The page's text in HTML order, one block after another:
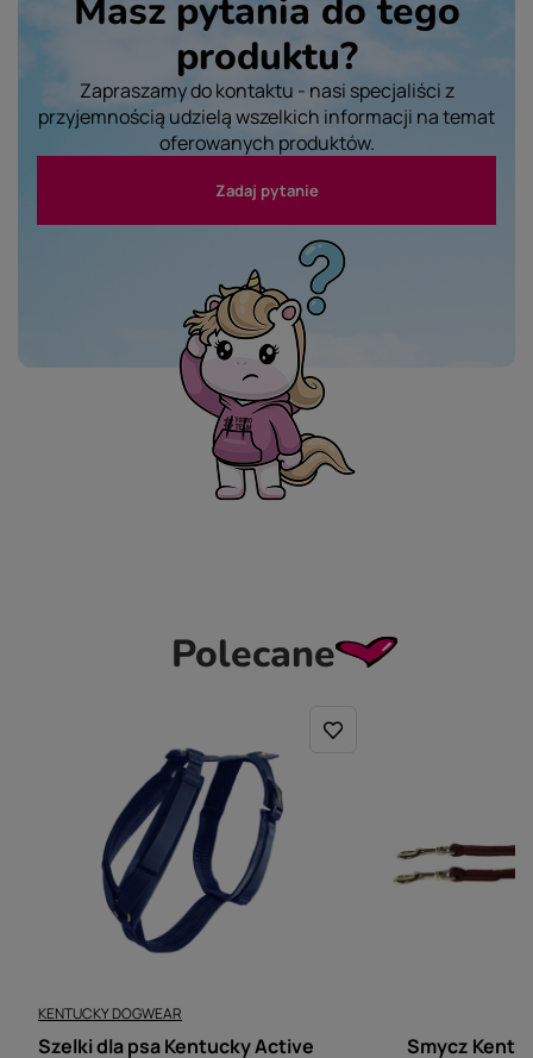
Masz pytania do tego
produktu?
Zapraszamy do kontaktu - nasi specjaliści z
przyjemnością udzielą wszelkich informacji na temat
oferowanych produktów.
Zadaj pytanie
Polecane
KENTUCKY DOGWEAR
Szelki dla psa Kentucky Active
Smycz